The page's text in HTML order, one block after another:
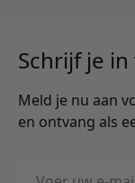
Schrijf je
Meld je nu aan
en ontvang als
E-mailadres